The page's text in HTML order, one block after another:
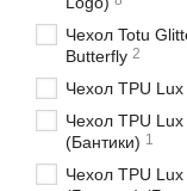
Чехол Totu
Butterfly 2
Чехол TPU Lux
Чехол TPU
(Бантики) 1
Чехол TPU